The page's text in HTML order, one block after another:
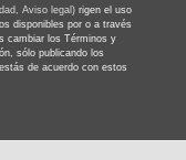
Aviso legal) rigen el uso
disponibles por o a través
cambiar los Términos y
sólo publicando los
de acuerdo con estos